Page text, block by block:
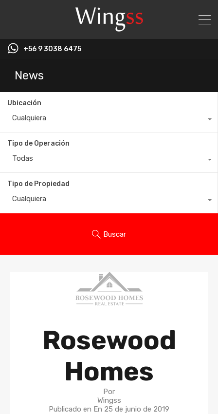
+56 9 3038 6475
News
Ubicación
Cualquiera
Tipo de Operación
Todas
Tipo de Propiedad
Cualquiera
Buscar
Rosewood
Homes
Por
Wingss
Publicado en En 25 de junio de 2019